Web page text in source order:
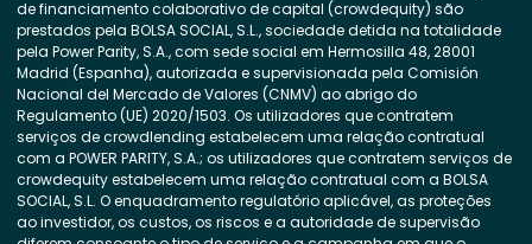
de financiamento colaborativo de capital (crowdequity) são
prestados pela BOLSA SOCIAL, S.L., sociedade detida na totalidade
pela Power Parity, S.A., com sede social em Hermosilla 48, 28001
Madrid (Espanha), autorizada e supervisionada pela Comisión
Nacional del Mercado de Valores (CNMV) ao abrigo do
Regulamento (UE) 2020/1503. Os utilizadores que contratem
serviços de crowdlending estabelecem uma relação contratual
com a POWER PARITY, S.A.; os utilizadores que contratem serviços de
crowdequity estabelecem uma relação contratual com a BOLSA
SOCIAL, S.L. O enquadramento regulatório aplicável, as proteções
ao investidor, os custos, os riscos e a autoridade de supervisão